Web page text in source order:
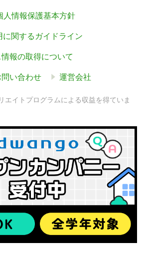
人情報保護基本方針
関するガイドライン
報の取得について
い合わせ 運営会社
エイトプログラムによる収益を得ていま